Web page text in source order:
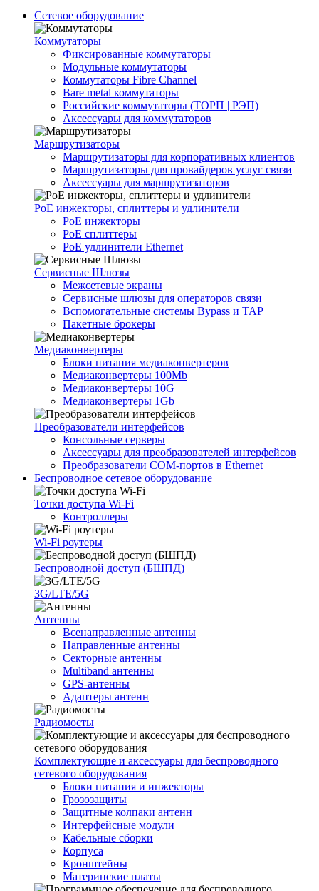
Сетевое оборудование
Коммутаторы
Фиксированные коммутаторы
Модульные коммутаторы
Коммутаторы Fibre Channel
Bare metal коммутаторы
Российские коммутаторы (ТОРП | РЭП)
Аксессуары для коммутаторов
Маршрутизаторы
Маршрутизаторы для корпоративных клиентов
Маршрутизаторы для провайдеров услуг связи
Аксессуары для маршрутизаторов
PoE инжекторы, сплиттеры и удлинители
PoE инжекторы
PoE сплиттеры
PoE удлинители Ethernet
Сервисные Шлюзы
Межсетевые экраны
Сервисные шлюзы для операторов связи
Вспомогательные системы Bypass и TAP
Пакетные брокеры
Медиаконвертеры
Блоки питания медиаконвертеров
Медиаконвертеры 100Mb
Медиаконвертеры 10G
Медиаконвертеры 1Gb
Преобразователи интерфейсов
Консольные серверы
Аксессуары для преобразователей интерфейсов
Преобразователи COM-портов в Ethernet
Беспроводное сетевое оборудование
Точки доступа Wi-Fi
Контроллеры
Wi-Fi роутеры
Беспроводной доступ (БШПД)
3G/LTE/5G
Антенны
Всенаправленные антенны
Направленные антенны
Секторные антенны
Multiband антенны
GPS-антенны
Адаптеры антенн
Радиомосты
Комплектующие и аксессуары для беспроводного
сетевого оборудования
Блоки питания и инжекторы
Грозозащиты
Защитные колпаки антенн
Интерфейсные модули
Кабельные сборки
Корпуса
Кронштейны
Материнские платы